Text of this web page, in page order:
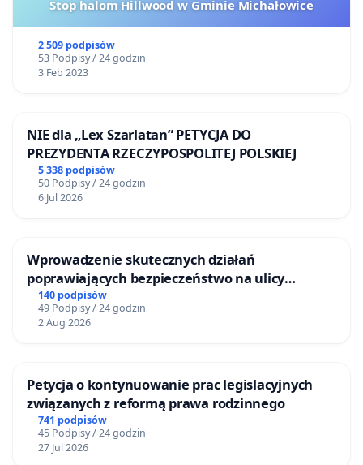
Stop halom Hillwood w Gminie Michałowice
2 509 podpisów
53 Podpisy / 24 godzin
3 Feb 2023
NIE dla „Lex Szarlatan” PETYCJA DO
PREZYDENTA RZECZYPOSPOLITEJ POLSKIEJ
5 338 podpisów
50 Podpisy / 24 godzin
6 Jul 2026
Wprowadzenie skutecznych działań
poprawiających bezpieczeństwo na ulicy
Żeromskiego w Otwocku
140 podpisów
49 Podpisy / 24 godzin
2 Aug 2026
Petycja o kontynuowanie prac legislacyjnych
związanych z reformą prawa rodzinnego
741 podpisów
45 Podpisy / 24 godzin
27 Jul 2026